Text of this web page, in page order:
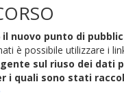
il nuovo punto di
è possibile utilizzare i
sul riuso dei dati
i quali sono stati